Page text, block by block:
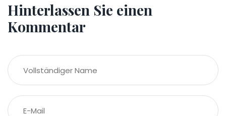
Hinterlassen Sie einen
Kommentar